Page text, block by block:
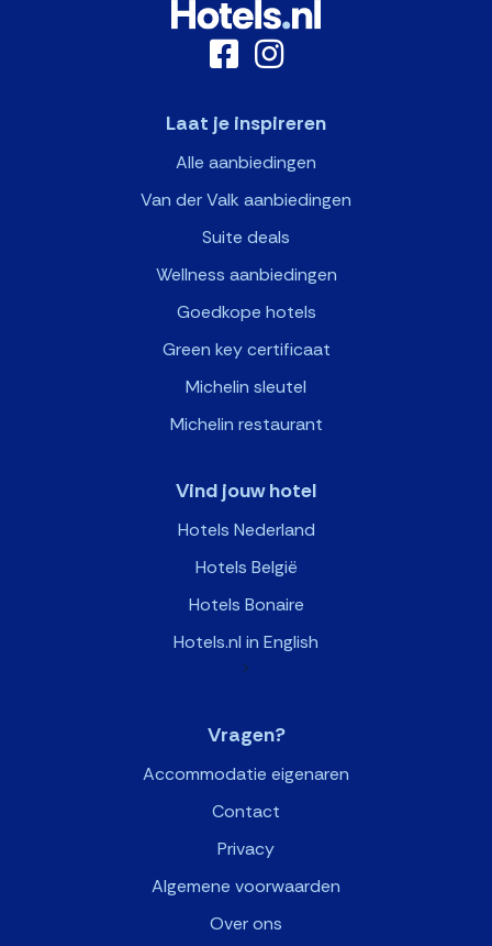
Laat je inspireren
Alle aanbiedingen
Van der Valk aanbiedingen
Suite deals
Wellness aanbiedingen
Goedkope hotels
Green key certificaat
Michelin sleutel
Michelin restaurant
Vind jouw hotel
Hotels Nederland
Hotels België
Hotels Bonaire
Hotels.nl in English
>
Vragen?
Accommodatie eigenaren
Contact
Privacy
Algemene voorwaarden
Over ons